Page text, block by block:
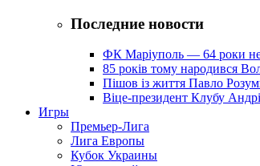
Последние новости
ФК Маріуполь — 64 роки
85 років тому народився
Пішов із життя Павло
Віце-президент Клубу
Игры
Премьер-Лига
Лига Европы
Кубок Украины